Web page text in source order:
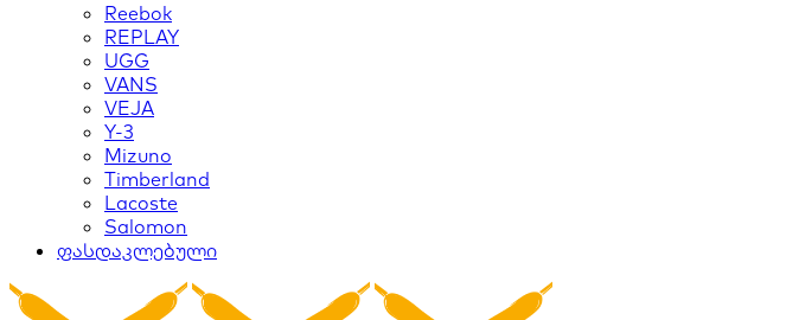
Reebok
REPLAY
UGG
VANS
VEJA
Y-3
Mizuno
Timberland
Lacoste
Salomon
ფასდაკლებული